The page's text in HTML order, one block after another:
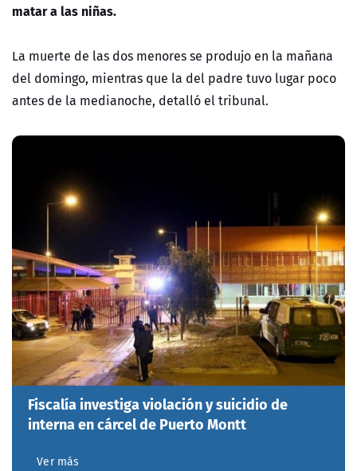
matar a las niñas.
La muerte de las dos menores se produjo en la mañana
del domingo, mientras que la del padre tuvo lugar poco
antes de la medianoche, detalló el tribunal.
Fiscalía investiga violación y suicidio de
interna en cárcel de Puerto Montt
Ver más